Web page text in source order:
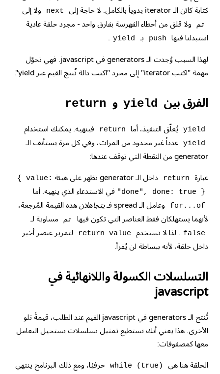
كتابة كائن الـ iterator يدوياً بالكامل. لا حاجة إلى
next ولا إلى
تم
ولا قلق من أخطاء الفهرسة بفارق واحد - مجرد حلقة عادية
استبدلنا فيها
push بـ yield
.
لهذا السبب وُجدت الـ generators في javascript. فهي تحوّل
مهمة "اكتب iterator" إلى مجرد "اكتب دالة تُنتج القيم عبر yield".
الفرق بين yield و return
yield يُعلّق التنفيذ، أما return فينهيه. يمكنك استخدام
yield عدداً غير محدود من المرات، وفي كل مرة يستأنف الـ
generator من النقطة التي توقف عندها:
عبارة return داخل الـ generator تظهر على هيئة
{ value:
"done", done: true } في الاستدعاء الذي ينهيه. أما
for...of وعامل الـ spread فـ يتجاهلان هذه القيمة المُرجعة،
لأنهما يستهلكان فقط العناصر التي تكون فيها
تم مساوية لـ
false . لذا لا تستخدم return value
لتمرير عنصر أخير
داخل حلقة، لأنه ببساطة لن يُقرأ.
التسلسلات الكسولة واللانهائية في
javascript
تُنتج الـ generators في javascript القيم عند الطلب، قيمةً تلو
الأخرى. هذا يعني أنك تستطيع تمثيل تسلسلات يستحيل التعامل
معها كمصفوفات:
الحلقة هنا هي while (true) حرفيًا، ومع ذلك البرنامج ينتهي